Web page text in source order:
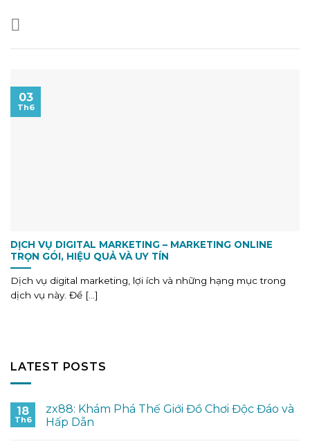
DỊCH VỤ DIGITAL MARKETING – MARKETING ONLINE
TRỌN GÓI, HIỆU QUẢ VÀ UY TÍN
Dịch vụ digital marketing, lợi ích và những hạng mục trong
dịch vụ này. Để [...]
03
Th6
LATEST POSTS
18
Th6
zx88: Khám Phá Thế Giới Đồ Chơi Độc Đáo và
Hấp Dẫn